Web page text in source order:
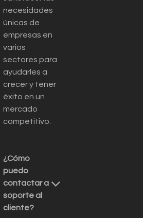
necesidades
únicas de
empresas en
varios
sectores para
ayudarles a
crecer y tener
éxito en un
mercado
competitivo.
¿Cómo
puedo
contactar a
soporte al
cliente?